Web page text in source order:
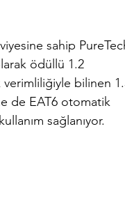
sahip
ödüllü 1.2
verimliliğiyle bilinen
de EAT6 otomatik
sağlanıyor.